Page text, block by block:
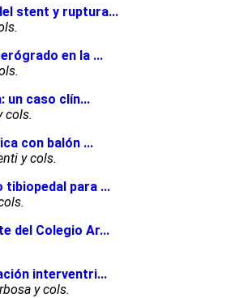
stent y ruptura...
en la ...
un caso clín...
cols.
con balón ...
y cols.
para ...
del Colegio Ar...
interventri...
y cols.